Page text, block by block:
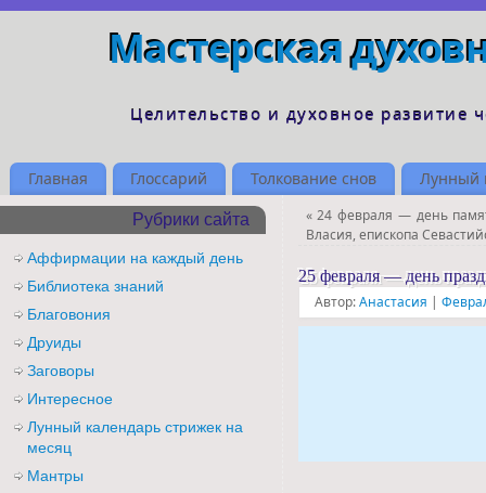
Мастерская
Целительство и духовное развитие
Главная Глоссарий Толкование снов Лунный
«24 февраля — день
Власия, епископа
25 февраля — день
Автор:Анастасия |
Рубрики сайта
Аффирмации на каждый день
Библиотека знаний
Благовония
Друиды
Заговоры
Интересное
Лунный календарь стрижек на
месяц
Мантры